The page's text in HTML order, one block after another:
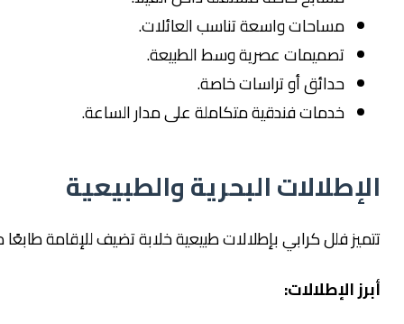
مساحات واسعة تناسب العائلات.
تصميمات عصرية وسط الطبيعة.
حدائق أو تراسات خاصة.
خدمات فندقية متكاملة على مدار الساعة.
البحرية والطبيعية
كرابي بإطلالات طبيعية خلابة تضيف للإقامة طابعًا مميزًا.